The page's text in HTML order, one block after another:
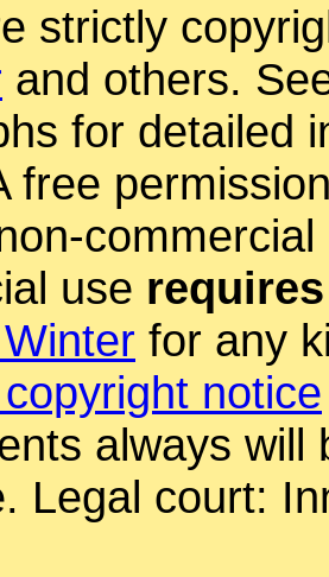
strictly
and others.
for detailed
free
use requires
for any
notice
always will
Legal court: